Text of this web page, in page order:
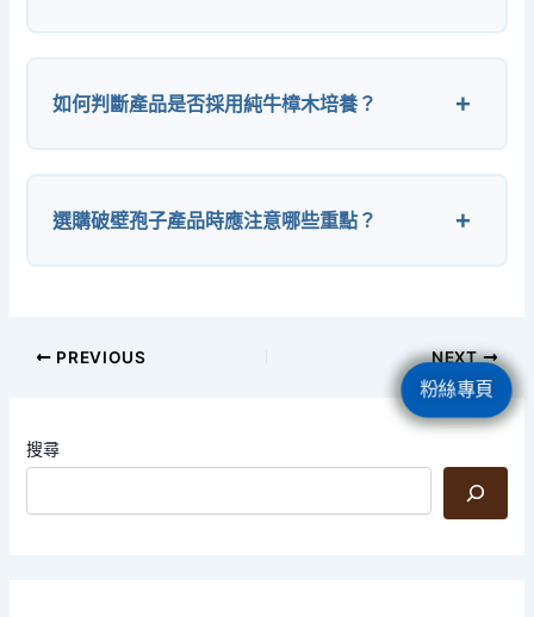
如何判斷產品是否採用純牛樟木培養？
選購破壁孢子產品時應注意哪些重點？
PREVIOUS NEXT
搜尋
粉絲專頁